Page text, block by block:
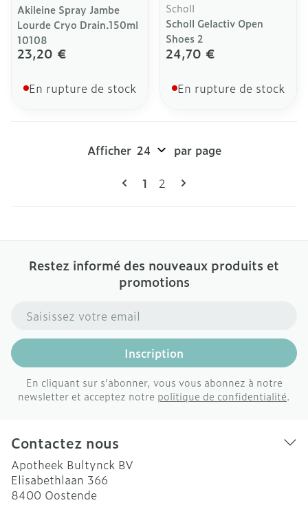
Akileine Spray Jambe
Lourde Cryo Drain.150ml
10108
23,20 €
En rupture de stock
Scholl
Scholl Gelactiv Open
Shoes 2
24,70 €
En rupture de stock
Pages
Vous lisez actuellement la
1 Page
2
Afficher par page
Restez informé des nouveaux produits et
promotions
Adresse mail
Inscription
En cliquant sur s'abonner, vous vous abonnez à notre
newsletter et acceptez notre politique de confidentialité.
Contactez nous
Apotheek Bultynck BV
Elisabethlaan 366
8400 Oostende